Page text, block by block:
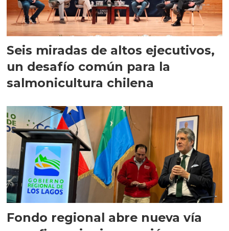
Seis miradas de altos ejecutivos,
un desafío común para la
salmonicultura chilena
Fondo regional abre nueva vía